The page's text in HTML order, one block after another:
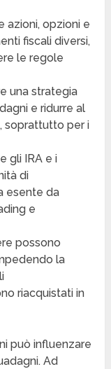
azioni, opzioni e
fiscali diversi,
le regole
una strategia
e ridurre al
soprattutto per i
gli IRA e i
di
esente da
e
possono
la
riacquistati in
può influenzare
Ad